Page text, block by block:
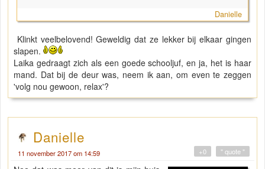
Danielle
Klinkt veelbelovend! Geweldig dat ze lekker bij elkaar gingen
slapen.
Laika gedraagt zich als een goede schooljuf, en ja, het is haar
mand. Dat bij de deur was, neem ik aan, om even te zeggen
'volg nou gewoon, relax'?
Danielle
11 november 2017 om 14:59 " quote "
+0